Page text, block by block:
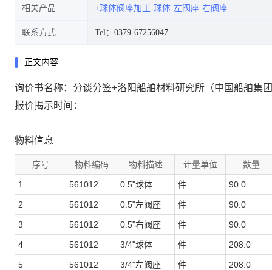
相关产品 +球体阀座加工 球体 左阀座 右阀座
联系方式 Tel：0379-67256047
正文内容
询价书名称：分谈分签+洛阳船舶材料研究所（中国船舶集
报价揭示时间：
物料信息
序号 物料编码 物料描述 计量单位 数量
1 561012 0.5"球体 件 90.0
2 561012 0.5"左阀座 件 90.0
3 561012 0.5"右阀座 件 90.0
4 561012 3/4"球体 件 208.0
5 561012 3/4"左阀座 件 208.0